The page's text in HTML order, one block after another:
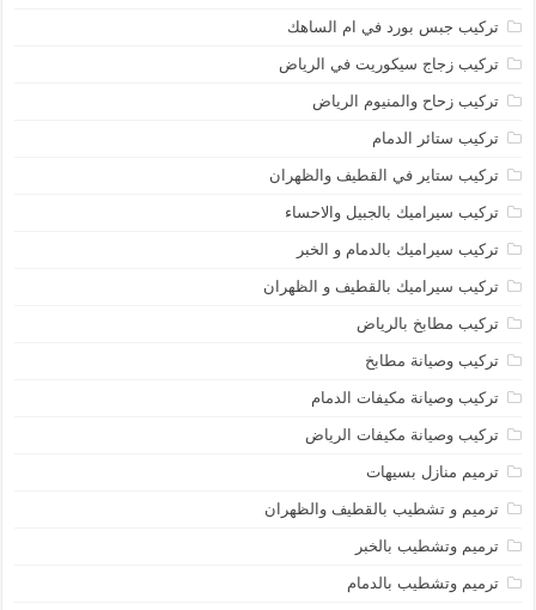
تركيب جبس بورد في ام الساهك
تركيب زجاج سيكوريت في الرياض
تركيب زحاح والمنيوم الرياض
تركيب ستائر الدمام
تركيب ستاير في القطيف والظهران
تركيب سيراميك بالجبيل والاحساء
تركيب سيراميك بالدمام و الخبر
تركيب سيراميك بالقطيف و الظهران
تركيب مطابخ بالرياض
تركيب وصيانة مطابخ
تركيب وصيانة مكيفات الدمام
تركيب وصيانة مكيفات الرياض
ترميم منازل بسيهات
ترميم و تشطيب بالقطيف والظهران
ترميم وتشطيب بالخبر
ترميم وتشطيب بالدمام